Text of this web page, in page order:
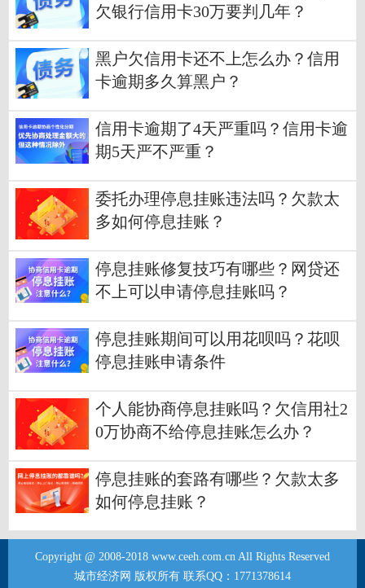
欠银行信用卡30万要判几年？
黑户欠信用卡还不上怎么办？信用
卡逾期多久算黑户？
信用卡逾期了4天严重吗？信用卡逾
期5天严不严重？
委托办理停息挂账违法吗？欠款太
多如何停息挂账？
停息挂账修复技巧有哪些？网贷还
不上可以申请停息挂账吗？
停息挂账期间可以用花呗吗？花呗
停息挂账申请条件
个人能协商停息挂账吗？欠信用社2
0万协商不给停息挂账怎么办？
停息挂账的套路有哪些？欠款太多
如何停息挂账？
Copyright @ 2008-2018 www.ceeh.com.cn All Rights Reserved
城市经济网 版权所有 联系QQ：1771378614